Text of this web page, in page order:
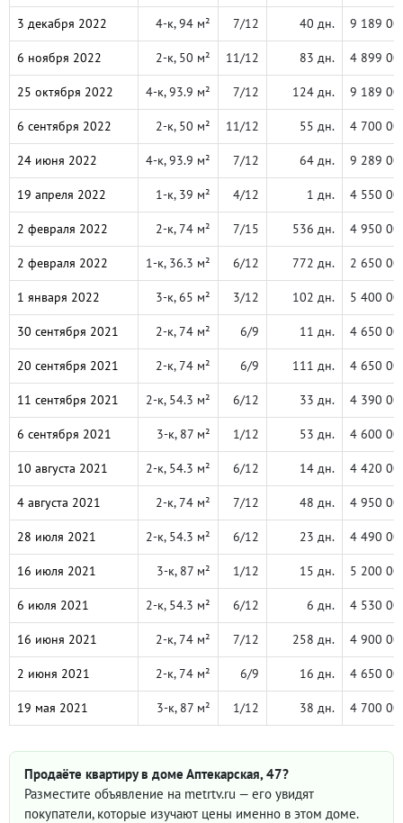
3 декабря 2022 4-к, 94 м² 7/12 40 дн. 9 189
6 ноября 2022 2-к, 50 м² 11/12 83 дн. 4 899
25 октября 2022 4-к, 93.9 м² 7/12 124 дн. 9 189
6 сентября 2022 2-к, 50 м² 11/12 55 дн. 4 700
24 июня 2022 4-к, 93.9 м² 7/12 64 дн. 9 289
19 апреля 2022 1-к, 39 м² 4/12 1 дн. 4 550
2 февраля 2022 2-к, 74 м² 7/15 536 дн. 4 950
2 февраля 2022 1-к, 36.3 м² 6/12 772 дн. 2 650
1 января 2022 3-к, 65 м² 3/12 102 дн. 5 400
30 сентября 2021 2-к, 74 м² 6/9 11 дн. 4 650
20 сентября 2021 2-к, 74 м² 6/9 111 дн. 4 650
11 сентября 2021 2-к, 54.3 м² 6/12 33 дн. 4 390
6 сентября 2021 3-к, 87 м² 1/12 53 дн. 4 600
10 августа 2021 2-к, 54.3 м² 6/12 14 дн. 4 420
4 августа 2021 2-к, 74 м² 7/12 48 дн. 4 950
28 июля 2021 2-к, 54.3 м² 6/12 23 дн. 4 490
16 июля 2021 3-к, 87 м² 1/12 15 дн. 5 200
6 июля 2021 2-к, 54.3 м² 6/12 6 дн. 4 530
16 июня 2021 2-к, 74 м² 7/12 258 дн. 4 900
2 июня 2021 2-к, 74 м² 6/9 16 дн. 4 650
19 мая 2021 3-к, 87 м² 1/12 38 дн. 4 700
Продаёте квартиру в доме Аптекарская, 47?
Разместите объявление на metrtv.ru — его увидят
покупатели, которые изучают цены именно в этом доме.